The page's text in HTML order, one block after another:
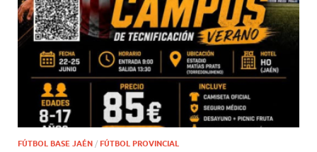
FÚTBOL BASE JAÉN / FÚTBOL PROVINCIAL